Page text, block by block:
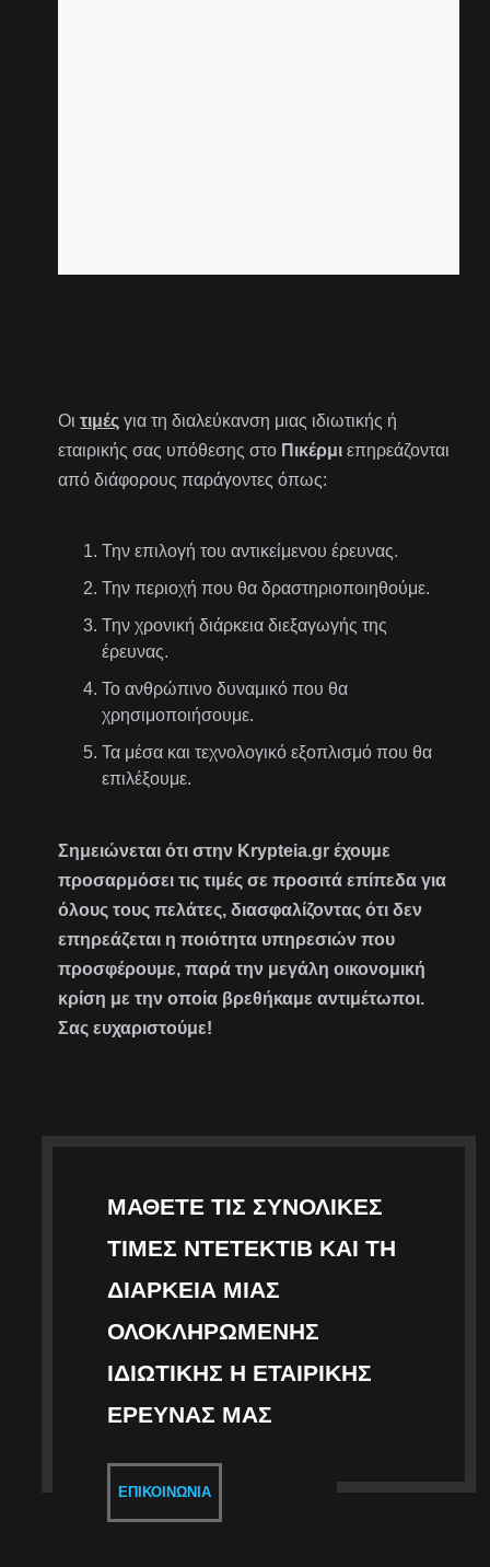
Οιτιμές για τη διαλεύκανση μιας ιδιωτικής ή
εταιρικής σας υπόθεσης στο Πικέρμι επηρεάζονται
από διάφορους παράγοντες όπως:
Την επιλογή του αντικείμενου έρευνας.
Την περιοχή που θα δραστηριοποιηθούμε.
Την χρονική διάρκεια διεξαγωγής της
έρευνας.
Το ανθρώπινο δυναμικό που θα
χρησιμοποιήσουμε.
Τα μέσα και τεχνολογικό εξοπλισμό που θα
επιλέξουμε.
Σημειώνεται ότι στην Krypteia.gr έχουμε
προσαρμόσει τις τιμές σε προσιτά επίπεδα για
όλους τους πελάτες, διασφαλίζοντας ότι δεν
επηρεάζεται η ποιότητα υπηρεσιών που
προσφέρουμε, παρά την μεγάλη οικονομική
κρίση με την οποία βρεθήκαμε αντιμέτωποι.
Σας ευχαριστούμε!
ΜΆΘΕΤΕ ΤΙΣ ΣΥΝΟΛΙΚΈΣ
ΤΙΜΈΣ ΝΤΕΤΈΚΤΙΒ ΚΑΙ ΤΗ
ΔΙΆΡΚΕΙΑ ΜΙΑΣ
ΟΛΟΚΛΗΡΩΜΈΝΗΣ
ΙΔΙΩΤΙΚΉΣ Η ΕΤΑΙΡΙΚΉΣ
ΈΡΕΥΝΑΣ ΜΑΣ
ΕΠΙΚΟΙΝΩΝΊΑ